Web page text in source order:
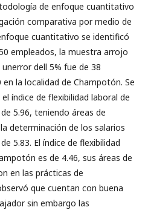
de enfoque cuantitativo
comparativa por medio de
cuantitativo se identificó
empleados, la muestra arrojo
dell 5% fue de 38
la localidad de Champotón. Se
índice de flexibilidad laboral de
5.96, teniendo áreas de
determinación de los salarios
5.83. El índice de flexibilidad
es de 4.46, sus áreas de
en las prácticas de
que cuentan con buena
sin embargo las